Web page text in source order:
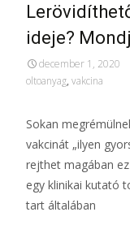
ideje?
december 1, 2020
oltoanyag, vakcina
Sokan
vakcinát „ilyen
rejthet magában
egy klinikai kutató
tart általában